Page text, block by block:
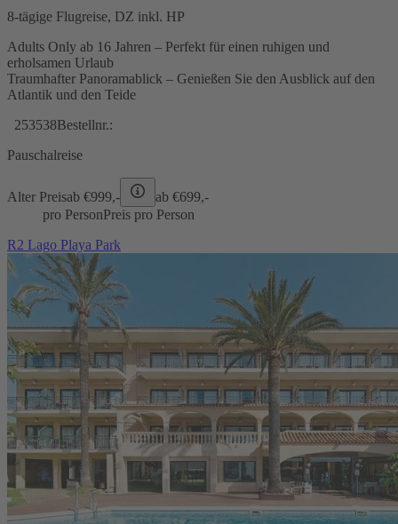
8-tägige Flugreise, DZ inkl. HP
Adults Only ab 16 Jahren – Perfekt für einen ruhigen und
erholsamen Urlaub
Traumhafter Panoramablick – Genießen Sie den Ausblick auf den
Atlantik und den Teide
253538Bestellnr.:
Pauschalreise
Alter Preisab €999,- ab €699,-
pro PersonPreis pro Person
R2 Lago Playa Park